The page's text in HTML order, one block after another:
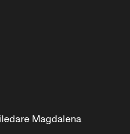
Magdalena